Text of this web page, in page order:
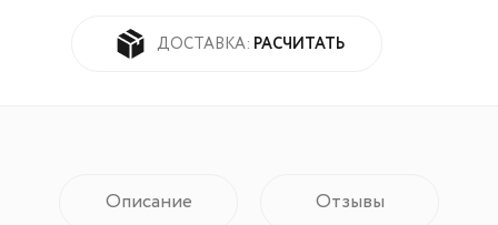
ДОСТАВКА: РАСЧИТАТЬ
Описание Отзывы